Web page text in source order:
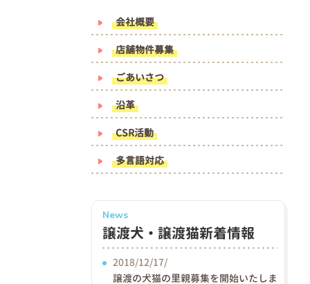
会社概要
店舗物件募集
ごあいさつ
沿革
CSR活動
多言語対応
News
譲渡犬・譲渡猫新着情報
2018/12/17/
譲渡の犬猫の里親募集を開始いたしま